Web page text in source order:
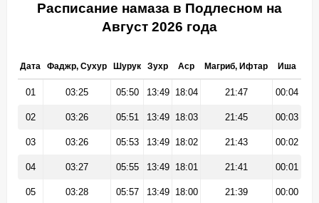
Расписание намаза в Подлесном на
Август 2026 года
Дата Фаджр, Сухур Шурук Зухр Аср Магриб, Ифтар Иша
01 03:25 05:50 13:49 18:04 21:47 00:04
02 03:26 05:51 13:49 18:03 21:45 00:03
03 03:26 05:53 13:49 18:02 21:43 00:02
04 03:27 05:55 13:49 18:01 21:41 00:01
05 03:28 05:57 13:49 18:00 21:39 00:00